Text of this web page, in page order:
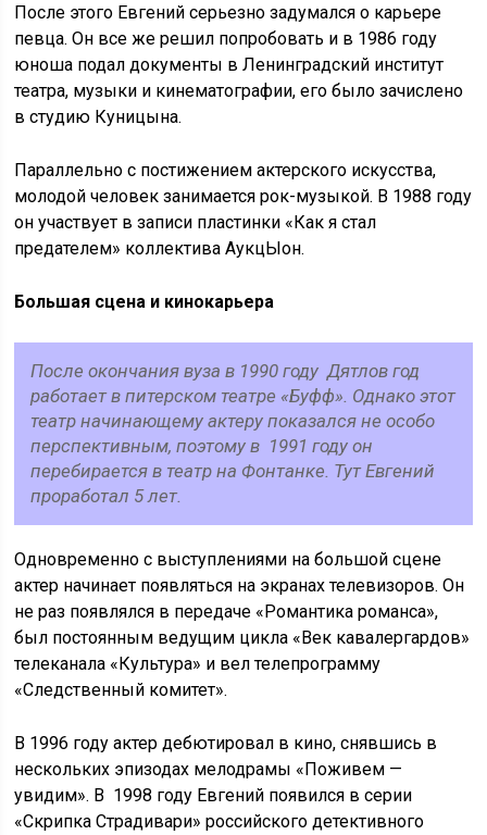
После этого Евгений серьезно задумался о карьере
певца. Он все же решил попробовать и в 1986 году
юноша подал документы в Ленинградский институт
театра, музыки и кинематографии, его было зачислено
в студию Куницына.
Параллельно с постижением актерского искусства,
молодой человек занимается рок-музыкой. В 1988 году
он участвует в записи пластинки «Как я стал
предателем» коллектива АукцЫон.
Большая сцена и кинокарьера
После окончания вуза в 1990 году Дятлов год
работает в питерском театре «Буфф». Однако этот
театр начинающему актеру показался не особо
перспективным, поэтому в 1991 году он
перебирается в театр на Фонтанке. Тут Евгений
проработал 5 лет.
Одновременно с выступлениями на большой сцене
актер начинает появляться на экранах телевизоров. Он
не раз появлялся в передаче «Романтика романса»,
был постоянным ведущим цикла «Век кавалергардов»
телеканала «Культура» и вел телепрограмму
«Следственный комитет».
В 1996 году актер дебютировал в кино, снявшись в
нескольких эпизодах мелодрамы «Поживем —
увидим». В 1998 году Евгений появился в серии
«Скрипка Страдивари» российского детективного